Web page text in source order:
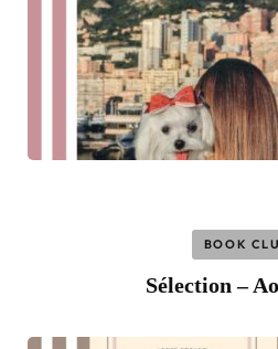
BOOK
Sélection –